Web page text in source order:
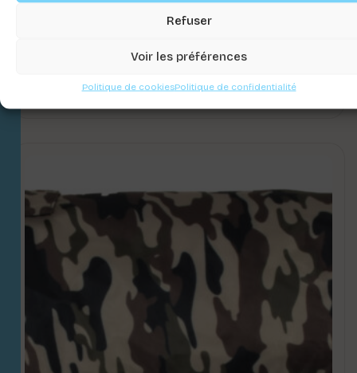
Refuser
Voir les préférences
Politique de cookiesPolitique de confidentialité
IMPER IMPER – SAISON 24-25
Connectez-vous pour voir les prix